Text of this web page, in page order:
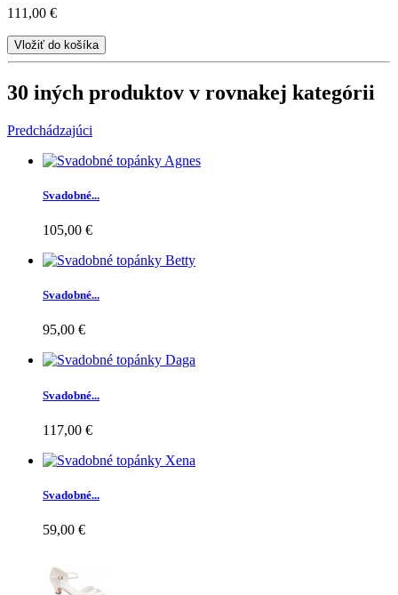
111,00 €
Vložiť do košíka
30 iných produktov v rovnakej kategórii
Predchádzajúci
Svadobné...
105,00 €
Svadobné...
95,00 €
Svadobné...
117,00 €
Svadobné...
59,00 €